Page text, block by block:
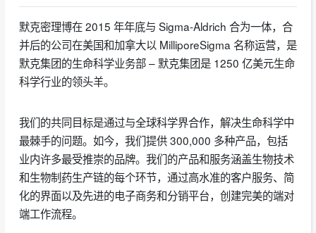
默克密理博在 2015 年年底与 Sigma-Aldrich 合为一体，合
并后的公司在美国和加拿大以 MilliporeSigma 名称运营，是
默克集团的生命科学业务部 – 默克集团是 1250 亿美元生命
科学行业的领头羊。
我们的共同目标是通过与全球科学界合作，解决生命科学中
最棘手的问题。如今，我们提供 300,000 多种产品，包括
业内许多最受推崇的品牌。我们的产品和服务涵盖生物技术
和生物制药生产链的每个环节，通过高水准的客户服务、简
化的界面以及先进的电子商务和分销平台，创建完美的端对
端工作流程。